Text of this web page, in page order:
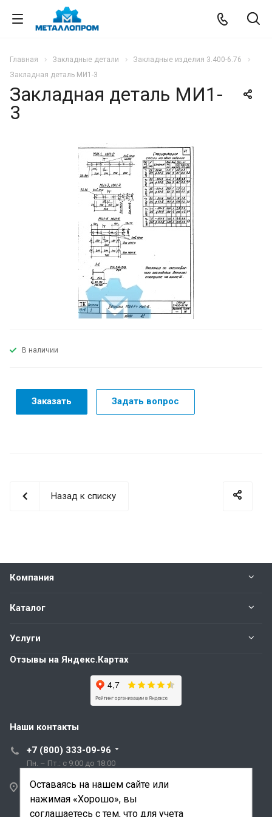
Главная Закладные детали
Закладные изделия 3.400-6.76
Закладная деталь МИ1-3
Закладная деталь МИ1-
3
В наличии
Заказать Задать вопрос
Назад к списку
Компания
Каталог
Услуги
Отзывы на Яндекс.Картах
Наши контакты
+7 (800) 333-09-96
Пн. – Пт.: с 9:00 до 18:00
Санкт-Петербург,
ул. Трефолева, д.2
лит. АБ
Оставаясь на нашем сайте или
нажимая «Хорошо», вы
соглашаетесь с тем, что для учета